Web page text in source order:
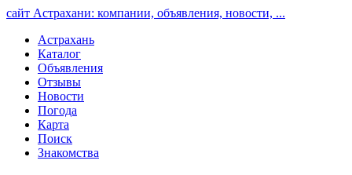
сайт Астрахани: компании, объявления, новости, ...
Астрахань
Каталог
Объявления
Отзывы
Новости
Погода
Карта
Поиск
Знакомства